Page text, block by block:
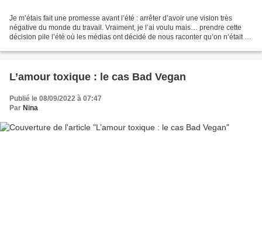
Je m’étais fait une promesse avant l’été : arrêter d’avoir une vision très
négative du monde du travail. Vraiment, je l’ai voulu mais… prendre cette
décision pile l’été où les médias ont décidé de nous raconter qu’on n’était de
L’amour toxique : le cas Bad Vegan
Publié le 08/09/2022 à 07:47
Par Nina